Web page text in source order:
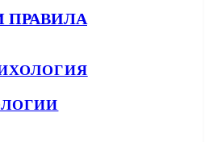
ПРАВИЛА